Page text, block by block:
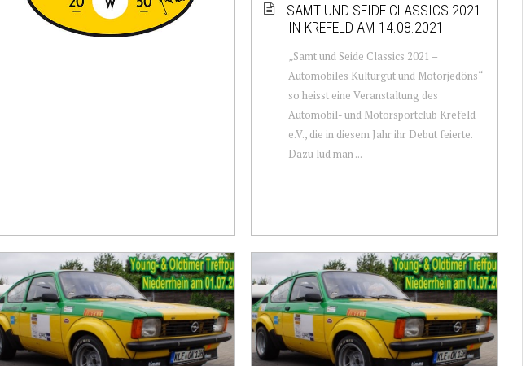
SAMT UND SEIDE CLASSICS 2021
IN KREFELD AM 14.08.2021
„Samt und Seide Classics 2021 –
Automobiles Kulturgut und Motorjedöns“
so heisst eine Veranstaltung des
Automobil- und Motorsportclub Krefeld
e.V., die in diesem Jahr ihr Debut feierte.
Dazu lud man ...